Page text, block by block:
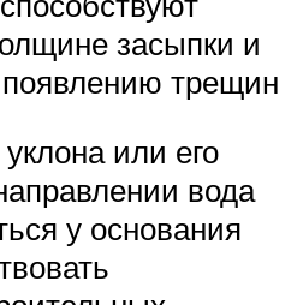
засыпки и
трещин
или его
вода
у основания